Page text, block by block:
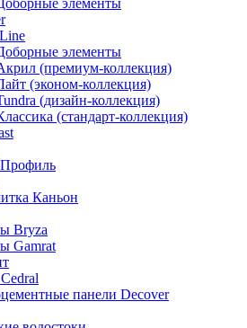
элементы
(премиум-коллекция)
(эконом-коллекция)
(дизайн-коллекция)
(стандарт-коллекция)
Каньон
Bryza
Gamrat
панели Decover